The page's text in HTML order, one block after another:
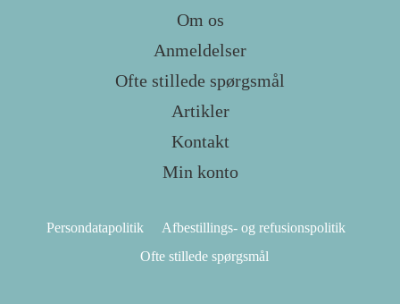
Om os
Anmeldelser
Ofte stillede spørgsmål
Artikler
Kontakt
Min konto
Persondatapolitik
Afbestillings- og refusionspolitik
Ofte stillede spørgsmål